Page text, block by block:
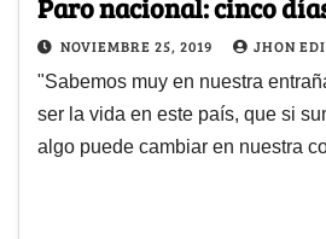
NOVIEMBRE 25, 2019 JHON
"Sabemos muy en nuestra
ser la vida en este país, que si
algo puede cambiar en nuestra